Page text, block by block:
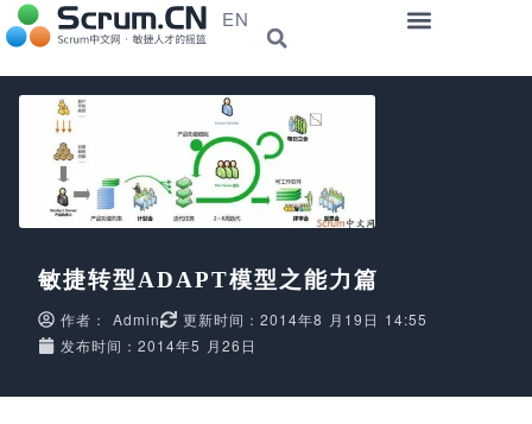
EN
敏捷转型ADAPT模型之能力篇
作者： Admin
更新时间：2014年8 月19日 14:55
发布时间：2014年5 月26日